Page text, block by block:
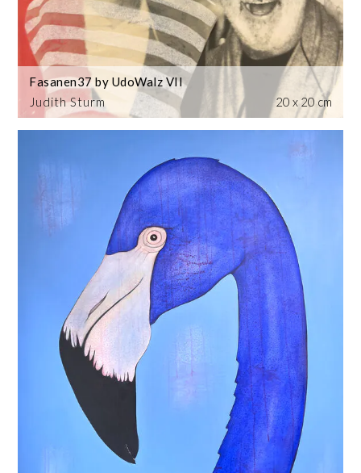
Judith Sturm
Fasanen37 by UdoWalz VII
20 x 20 cm